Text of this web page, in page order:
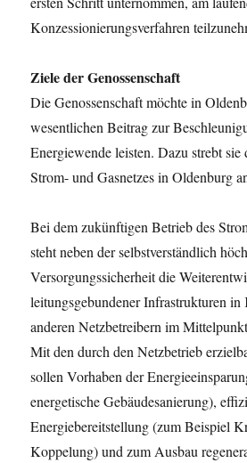
Konzessionierungsverfahren
Ziele der Genossenschaft
Die Genossenschaft möchte in
wesentlichen Beitrag zur
Energiewende leisten. Dazu strebt sie
Strom- und Gasnetzes in Oldenburg
Bei dem zukünftigen Betrieb des
steht neben der selbstverständlich
Versorgungssicherheit die
leitungsgebundener Infrastrukturen
anderen Netzbetreibern im
Mit den durch den Netzbetrieb
sollen Vorhaben der
energetische Gebäudesanierung),
Energiebereitstellung (zum Beispiel
Koppelung) und zum Ausbau